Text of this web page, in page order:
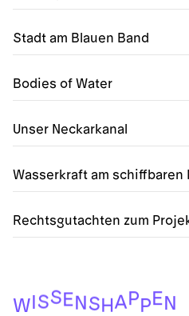
Stadt am Blauen Band
Bodies of Water
Unser Neckarkanal
Wasserkraft am schiffbaren
Rechtsgutachten zum
W SSENSHAPPE N